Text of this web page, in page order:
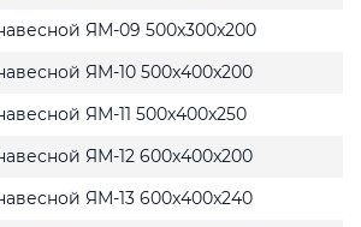
ЯМ-09 500x300x200
ЯМ-10 500x400x200
ЯМ-11 500x400x250
ЯМ-12 600x400x200
ЯМ-13 600x400x240